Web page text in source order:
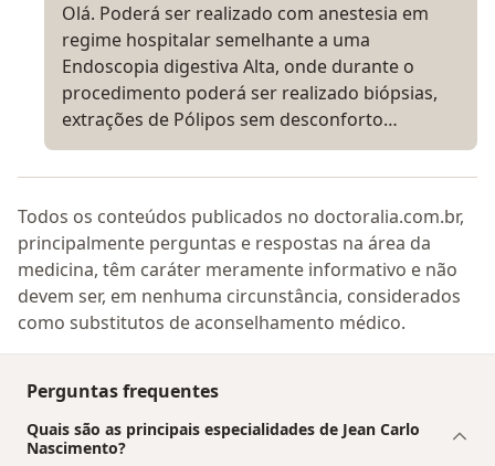
Olá. Poderá ser realizado com anestesia em
regime hospitalar semelhante a uma
Endoscopia digestiva Alta, onde durante o
procedimento poderá ser realizado biópsias,
extrações de Pólipos sem desconforto…
Todos os conteúdos publicados no doctoralia.com.br,
principalmente perguntas e respostas na área da
medicina, têm caráter meramente informativo e não
devem ser, em nenhuma circunstância, considerados
como substitutos de aconselhamento médico.
Perguntas frequentes
Quais são as principais especialidades de Jean Carlo
Nascimento?